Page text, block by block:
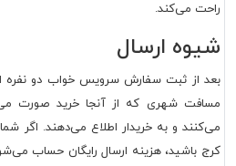
راحت می‌کند.
شیوه ارسال
بعد از ثبت سفارش سرویس خواب دو نفره
مسافت شهری که از آنجا خرید صورت
می‌کنند و به خریدار اطلاع می‌دهند. اگر
کرج باشید، هزینه ارسال رایگان حساب